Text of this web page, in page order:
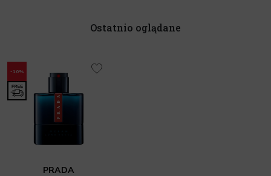
Ostatnio oglądane
-10%
PRADA